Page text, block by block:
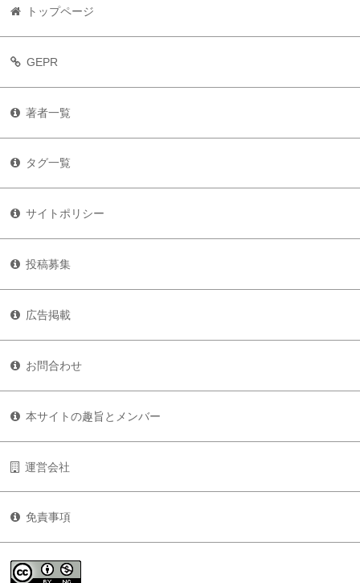
トップページ
GEPR
著者一覧
タグ一覧
サイトポリシー
投稿募集
広告掲載
お問合わせ
本サイトの趣旨とメンバー
運営会社
免責事項